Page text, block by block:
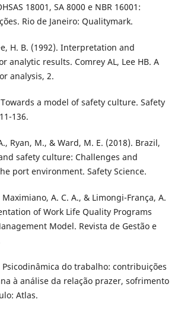
18001, SA 8000 e NBR 16001:
Rio de Janeiro: Qualitymark.
H. B. (1992). Interpretation and
analytic results. Comrey AL, Lee HB. A
analysis, 2.
a model of safety culture. Safety
136.
Ryan, M., & Ward, M. E. (2018). Brazil,
safety culture: Challenges and
port environment. Safety Science.
A. C. A., & Limongi-França, A.
of Work Life Quality Programs
Model. Revista de Gestão e
Psicodinâmica do trabalho: contribuições
à análise da relação prazer, sofrimento
Atlas.